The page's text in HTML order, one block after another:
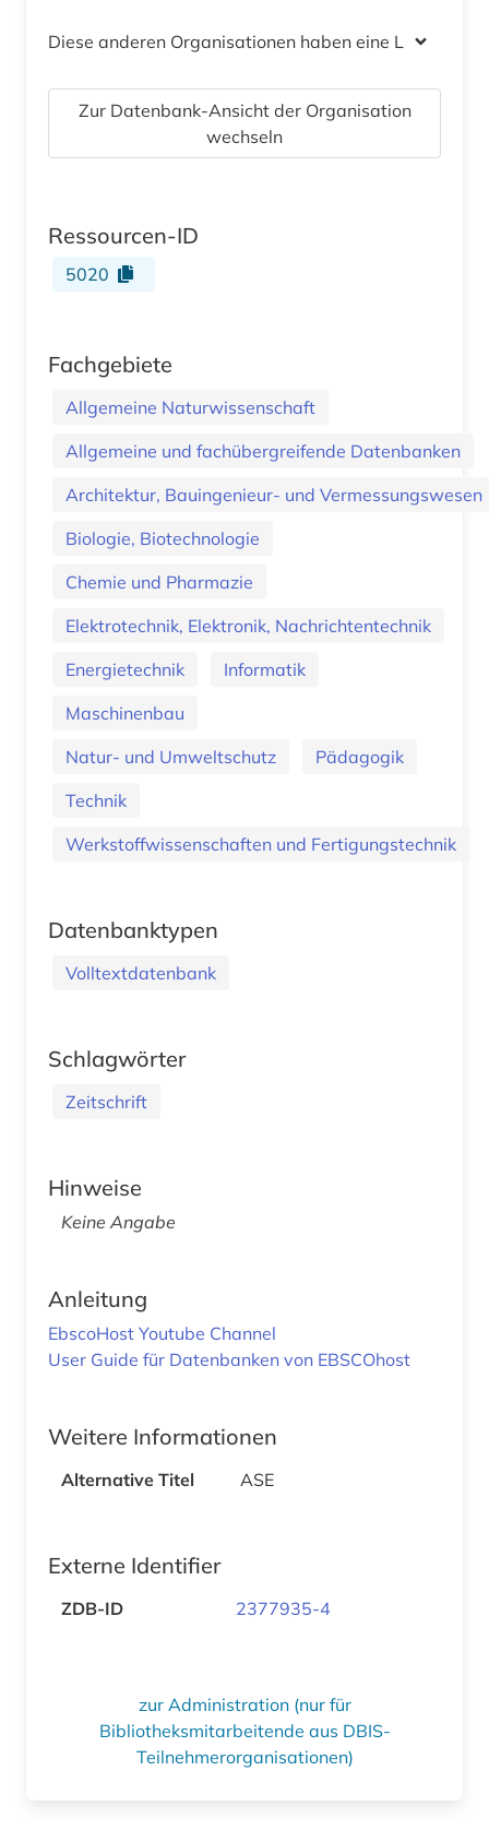
Diese anderen Organisationen haben eine Lizenz
Zur Datenbank-Ansicht der Organisation
wechseln
Ressourcen-ID
5020
Fachgebiete
Allgemeine Naturwissenschaft
Allgemeine und fachübergreifende Datenbanken
Architektur, Bauingenieur- und Vermessungswesen
Biologie, Biotechnologie
Chemie und Pharmazie
Elektrotechnik, Elektronik, Nachrichtentechnik
Energietechnik
Informatik
Maschinenbau
Natur- und Umweltschutz
Pädagogik
Technik
Werkstoffwissenschaften und Fertigungstechnik
Datenbanktypen
Volltextdatenbank
Schlagwörter
Zeitschrift
Hinweise
Keine Angabe
Anleitung
EbscoHost Youtube Channel
User Guide für Datenbanken von EBSCOhost
Weitere Informationen
Alternative Titel ASE
Externe Identifier
ZDB-ID 2377935-4
zur Administration (nur für
Bibliotheksmitarbeitende aus DBIS-
Teilnehmerorganisationen)